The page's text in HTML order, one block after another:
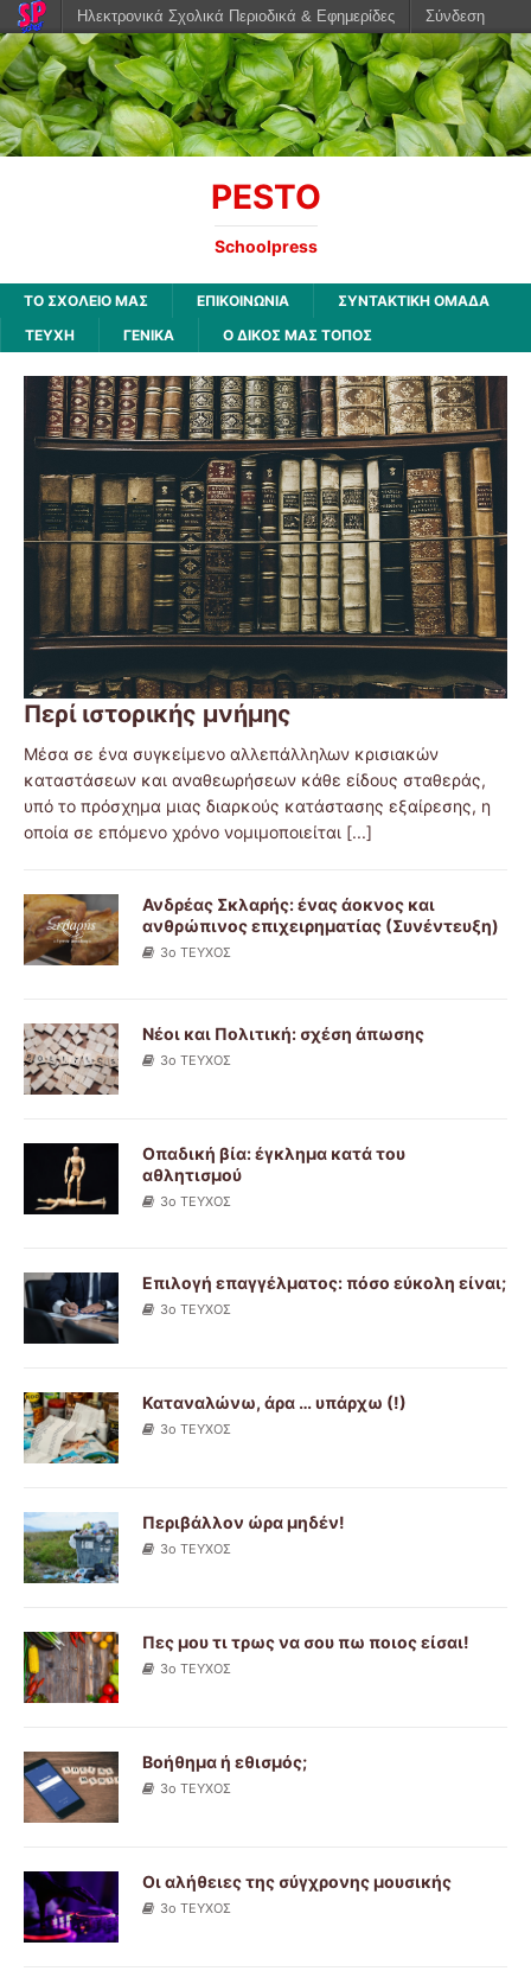
PESTO
Schoolpress
ΤΟ ΣΧΟΛΕΙΟ ΜΑΣ ΕΠΙΚΟΙΝΩΝΙΑ
ΣΥΝΤΑΚΤΙΚΗ ΟΜΑΔΑ
ΤΕΥΧΗ
ΓΕΝΙΚΑ Ο ΔΙΚΟΣ ΜΑΣ ΤΟΠΟΣ
Περί ιστορικής μνήμης
Μέσα σε ένα συγκείμενο αλλεπάλληλων κρισιακών
καταστάσεων και αναθεωρήσεων κάθε είδους σταθεράς,
υπό το πρόσχημα μιας διαρκούς κατάστασης εξαίρεσης, η
οποία σε επόμενο χρόνο νομιμοποιείται [...]
Ανδρέας Σκλαρής: ένας άοκνος και
ανθρώπινος επιχειρηματίας (Συνέντευξη)
3ο ΤΕΥΧΟΣ
Νέοι και Πολιτική: σχέση άπωσης
3ο ΤΕΥΧΟΣ
Οπαδική βία: έγκλημα κατά του
αθλητισμού
3ο ΤΕΥΧΟΣ
Επιλογή επαγγέλματος: πόσο εύκολη είναι;
3ο ΤΕΥΧΟΣ
Καταναλώνω, άρα … υπάρχω (!)
3ο ΤΕΥΧΟΣ
Περιβάλλον ώρα μηδέν!
3ο ΤΕΥΧΟΣ
Πες μου τι τρως να σου πω ποιος είσαι!
3ο ΤΕΥΧΟΣ
Βοήθημα ή εθισμός;
3ο ΤΕΥΧΟΣ
Οι αλήθειες της σύγχρονης μουσικής
3ο ΤΕΥΧΟΣ
Ηλεκτρονικά Σχολικά Περιοδικά & Εφημερίδες Σύνδεση